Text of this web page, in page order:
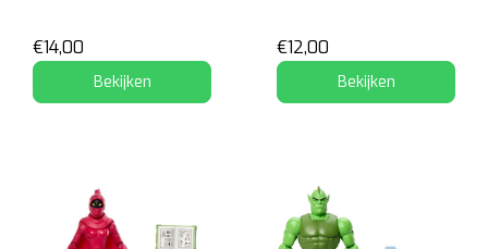
€14,00
Bekijken
€12,00
Bekijken